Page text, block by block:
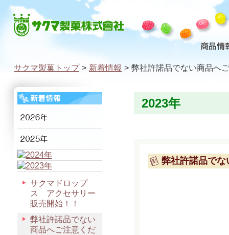
サクマ製菓トップ > 新着情報 > 弊社許諾品でない商品へ
サクマドロップ
ス アクセサリー
販売開始！！
弊社許諾品でない
商品へご注意くだ
2023年
弊社許諾品で